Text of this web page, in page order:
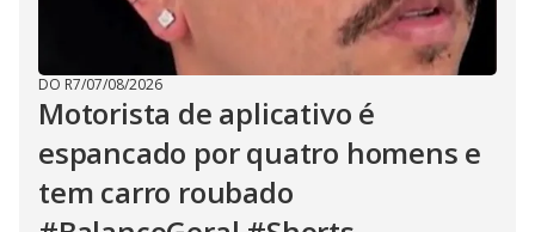
DO R7/07/08/2026
Motorista de aplicativo é
espancado por quatro homens e
tem carro roubado